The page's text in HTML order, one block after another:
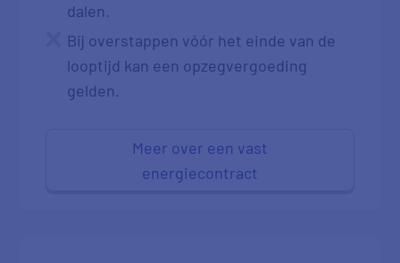
dalen.
Bij overstappen vóór het einde van de
looptijd kan een opzegvergoeding
gelden.
Meer over een vast
energiecontract